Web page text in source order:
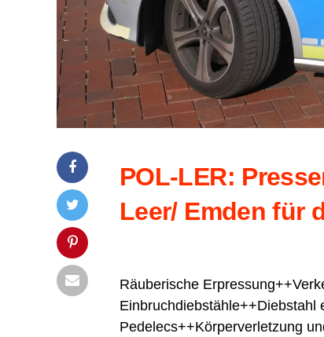
POL-LER:
Leer/ Emden für
Räu­be­ri­sche
Einbruchdiebstähle++Diebstahl
Pedelecs++Körperverletzung